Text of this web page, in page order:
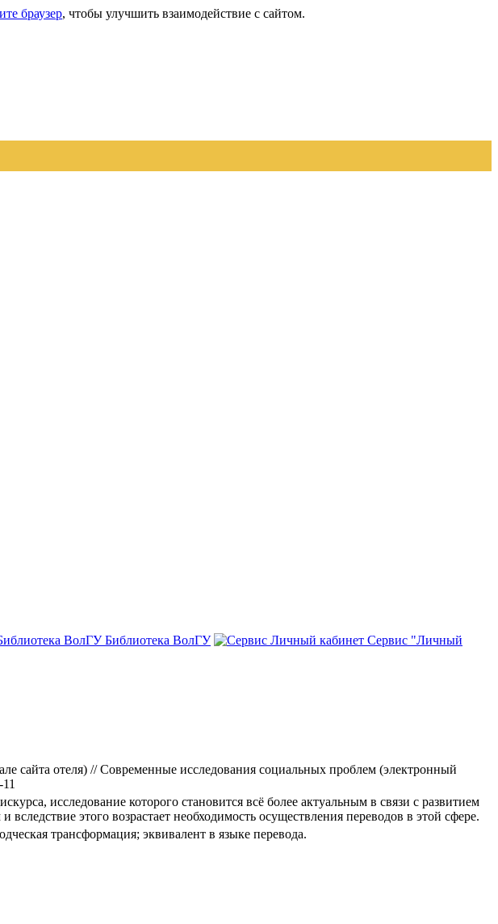
браузер, чтобы улучшить взаимодействие с сайтом.
Библиотека ВолГУ
Сервис "Личный
сайта отеля) // Современные исследования социальных проблем (электронный
исследование которого становится всё более актуальным в связи с развитием
этого возрастает необходимость осуществления переводов в этой сфере.
трансформация; эквивалент в языке перевода.